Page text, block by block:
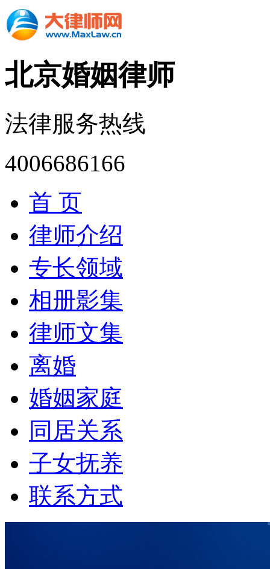
北京婚姻律师
法律服务热线
4006686166
首 页
律师介绍
专长领域
相册影集
律师文集
离婚
婚姻家庭
同居关系
子女抚养
联系方式